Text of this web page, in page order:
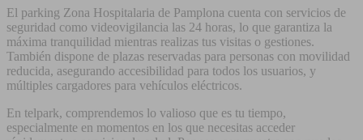
El parking Zona Hospitalaria de Pamplona cuenta con servicios de
seguridad como videovigilancia las 24 horas, lo que garantiza la
máxima tranquilidad mientras realizas tus visitas o gestiones.
También dispone de plazas reservadas para personas con movilidad
reducida, asegurando accesibilidad para todos los usuarios, y
múltiples cargadores para vehículos eléctricos.
En telpark, comprendemos lo valioso que es tu tiempo,
especialmente en momentos en los que necesitas acceder